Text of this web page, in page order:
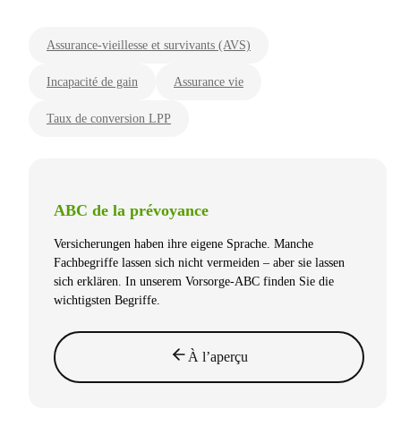
Assurance-vieillesse et survivants (AVS)
Incapacité de gain Assurance vie
Taux de conversion LPP
ABC de la prévoyance
Versicherungen haben ihre eigene Sprache. Manche
Fachbegriffe lassen sich nicht vermeiden – aber sie lassen
sich erklären. In unserem Vorsorge-ABC finden Sie die
wichtigsten Begriffe.
À l’aperçu